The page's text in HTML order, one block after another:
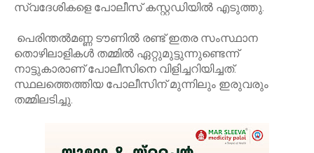
സ്വദേശികളെ പോലീസ് കസ്റ്റഡിയിൽ എടുത്തു.
പെരിന്തല്‍മണ്ണ ടൗണില്‍ രണ്ട് ഇതര സംസ്ഥാന
തൊഴിലാളികള്‍ തമ്മില്‍ ഏറ്റുമുട്ടുന്നുണ്ടെന്ന്
നാട്ടുകാരാണ് പോലീസിനെ വിളിച്ചറിയിച്ചത്.
സ്ഥലത്തെത്തിയ പോലീസിന് മുന്നിലും ഇരുവരും
തമ്മിലടിച്ചു.